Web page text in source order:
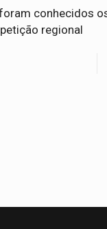
conhecidos
regional